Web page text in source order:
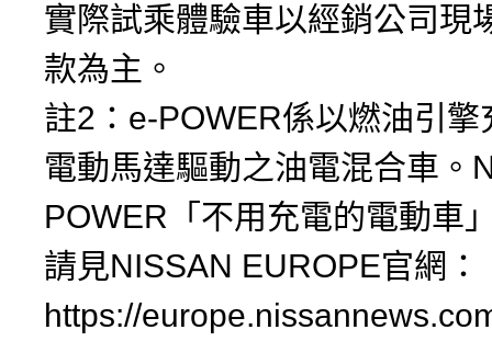
實際試乘體驗車以經銷公司現
款為主。
註2：e-POWER係以燃油引擎
電動馬達驅動之油電混合車。
POWER「不用充電的電動車
請見NISSAN EUROPE官網：
https://